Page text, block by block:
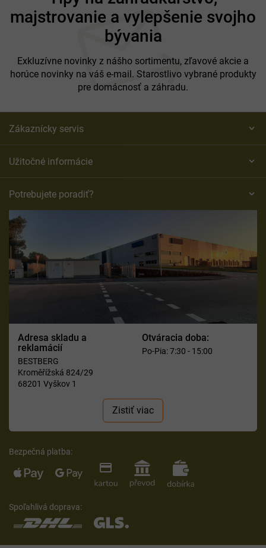
majstrovanie a vylepšenie svojho
bývania
Exkluzívne novinky z nášho sortimentu, zľavové akcie a
horúce novinky na váš e-mail. Starostlivo vybrané produkty
pre domácnosť a záhradu.
Zákaznícky servis
Užitočné informácie
Potrebujete poradiť?
Adresa skladu a
reklamácií
BESTBERG
Kroměřížská 824/29
68201 Vyškov 1
Otváracia doba:
Po-Pia: 7:30 - 15:00
Zistiť viac
Bezpečná platba:
Spoľahlivá doprava: